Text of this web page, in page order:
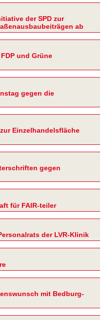
der SPD zur
ab
und Grüne
gegen die
Einzelhandelsfläche
gegen
für FAIR-teiler
der LVR-Klinik
mit Bedburg-